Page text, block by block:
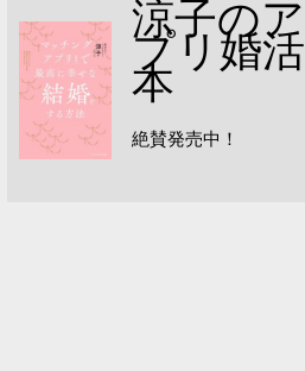
涼子のア
プリ婚活
本
絶賛発売中！